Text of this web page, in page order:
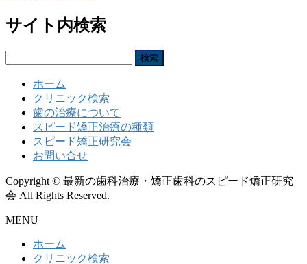
サイト内検索
ホーム
クリニック検索
歯の治療について
スピード矯正治療の種類
スピード矯正研究会
お問い合せ
Copyright © 最新の歯科治療・矯正歯科のスピード矯正研究
会 All Rights Reserved.
MENU
ホーム
クリニック検索